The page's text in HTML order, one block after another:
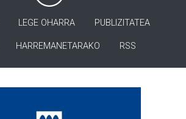
LEGE OHARRA PUBLIZITATEA
HARREMANETARAKO RSS